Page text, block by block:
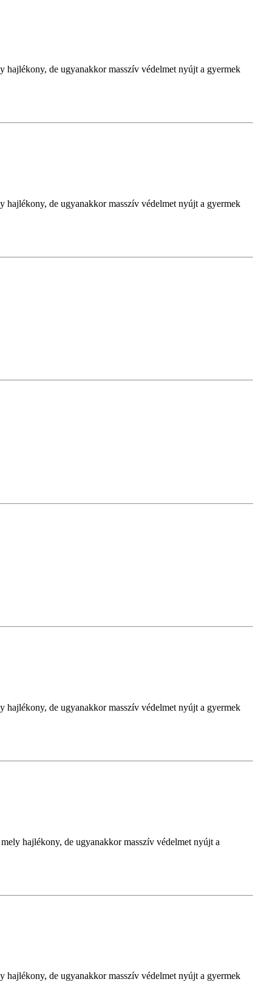
hajlékony, de ugyanakkor masszív védelmet nyújt a gyermek
hajlékony, de ugyanakkor masszív védelmet nyújt a gyermek
hajlékony, de ugyanakkor masszív védelmet nyújt a gyermek
hajlékony, de ugyanakkor masszív védelmet nyújt a
hajlékony, de ugyanakkor masszív védelmet nyújt a gyermek